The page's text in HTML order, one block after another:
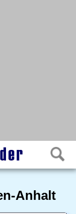
Anhalt